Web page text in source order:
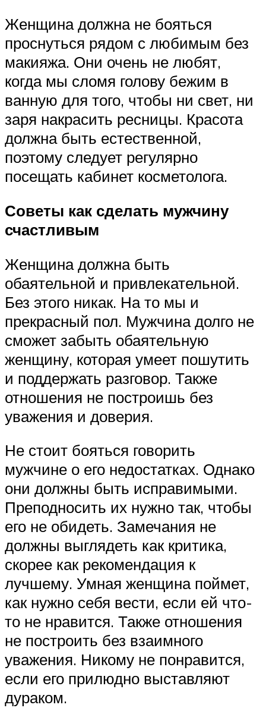
Женщина должна не бояться
проснуться рядом с любимым без
макияжа. Они очень не любят,
когда мы сломя голову бежим в
ванную для того, чтобы ни свет, ни
заря накрасить ресницы. Красота
должна быть естественной,
поэтому следует регулярно
посещать кабинет косметолога.
Советы как сделать мужчину
счастливым
Женщина должна быть
обаятельной и привлекательной.
Без этого никак. На то мы и
прекрасный пол. Мужчина долго не
сможет забыть обаятельную
женщину, которая умеет пошутить
и поддержать разговор. Также
отношения не построишь без
уважения и доверия.
Не стоит бояться говорить
мужчине о его недостатках. Однако
они должны быть исправимыми.
Преподносить их нужно так, чтобы
его не обидеть. Замечания не
должны выглядеть как критика,
скорее как рекомендация к
лучшему. Умная женщина поймет,
как нужно себя вести, если ей что-
то не нравится. Также отношения
не построить без взаимного
уважения. Никому не понравится,
если его прилюдно выставляют
дураком.